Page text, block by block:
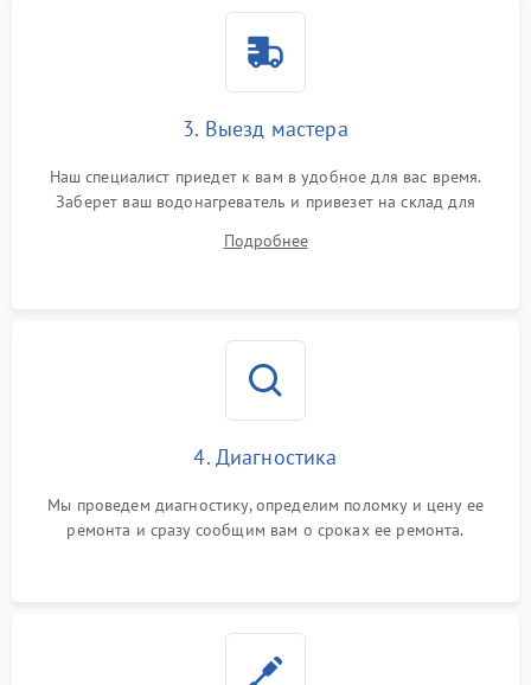
3. Выезд мастера
Наш специалист приедет к вам в удобное для вас время.
Заберет ваш водонагреватель и привезет на склад для
Подробнее
4. Диагностика
Мы проведем диагностику, определим поломку и цену ее
ремонта и сразу сообщим вам о сроках ее ремонта.